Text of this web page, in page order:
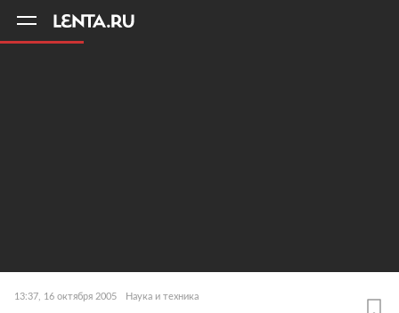
13:37, 16 октября 2005 Наука и техника